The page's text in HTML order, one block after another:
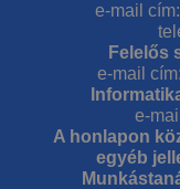
e-mail cím:
Felelős
e-mail cím:
e-
A honlapon
egyéb